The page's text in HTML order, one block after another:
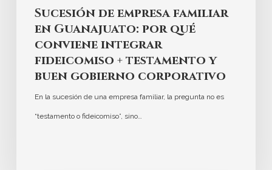
Sucesión de empresa familiar
en Guanajuato: por qué
conviene integrar
fideicomiso + testamento y
buen gobierno corporativo
En la sucesión de una empresa familiar, la pregunta no es
“testamento o fideicomiso”, sino…